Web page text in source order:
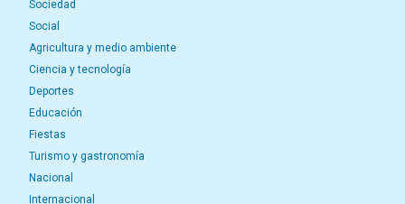
Sociedad
Social
Agricultura y medio ambiente
Ciencia y tecnología
Deportes
Educación
Fiestas
Turismo y gastronomía
Nacional
Internacional